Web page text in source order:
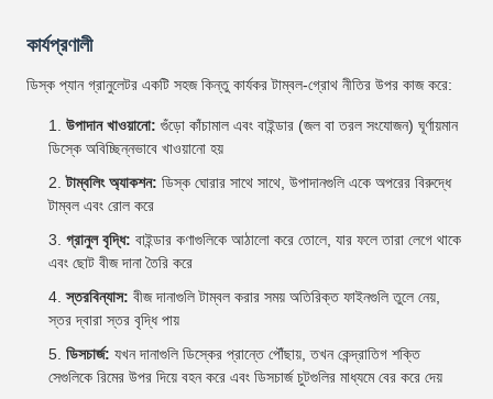
কার্যপ্রণালী
ডিস্ক প্যান গ্রানুলেটর একটি সহজ কিন্তু কার্যকর টাম্বল-গ্রোথ নীতির উপর কাজ করে:
উপাদান খাওয়ানো: গুঁড়ো কাঁচামাল এবং বাইন্ডার (জল বা তরল সংযোজন) ঘূর্ণায়মান
ডিস্কে অবিচ্ছিন্নভাবে খাওয়ানো হয়
টাম্বলিং অ্যাকশন: ডিস্ক ঘোরার সাথে সাথে, উপাদানগুলি একে অপরের বিরুদ্ধে
টাম্বল এবং রোল করে
গ্রানুল বৃদ্ধি: বাইন্ডার কণাগুলিকে আঠালো করে তোলে, যার ফলে তারা লেগে থাকে
এবং ছোট বীজ দানা তৈরি করে
স্তরবিন্যাস: বীজ দানাগুলি টাম্বল করার সময় অতিরিক্ত ফাইনগুলি তুলে নেয়,
স্তর দ্বারা স্তর বৃদ্ধি পায়
ডিসচার্জ: যখন দানাগুলি ডিস্কের প্রান্তে পৌঁছায়, তখন কেন্দ্রাতিগ শক্তি
সেগুলিকে রিমের উপর দিয়ে বহন করে এবং ডিসচার্জ চুটগুলির মাধ্যমে বের করে দেয়